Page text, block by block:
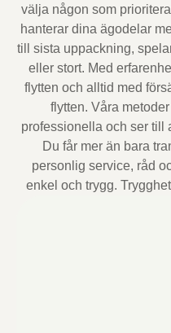
välja någon som
hanterar dina ägodelar
till sista uppackning,
eller stort. Med
flytten och alltid med
flytten. Våra
professionella och ser till
Du får mer än bara
personlig service, råd
enkel och trygg.